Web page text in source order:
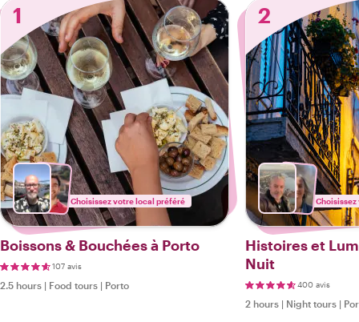
1
Choisissez votre local préféré
Boissons & Bouchées à Porto
107 avis
2.5 hours | Food tours | Porto
2
Histoires et
Nuit
400 avis
2 hours | Night tours |